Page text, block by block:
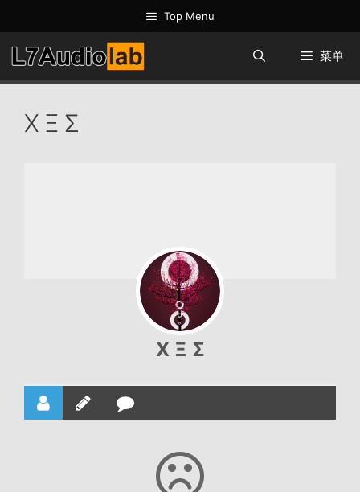
至
内
容
Top Menu
菜单
Χ Ξ Σ
Χ Ξ Σ